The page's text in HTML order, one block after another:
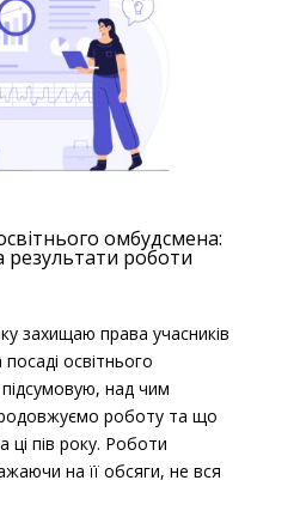
омбудсмена:
результати роботи
захищаю права учасників
освітнього
над чим
роботу та що
ці пів року. Роботи
на її обсяги, не вся